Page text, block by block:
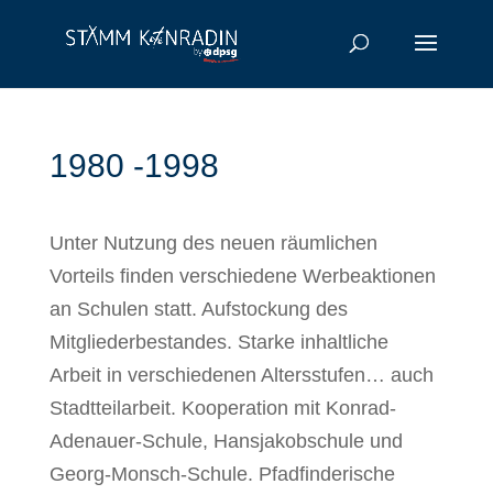
1980 -1998
Unter Nutzung des neuen räumlichen
Vorteils finden verschiedene Werbeaktionen
an Schulen statt. Aufstockung des
Mitgliederbestandes. Starke inhaltliche
Arbeit in verschiedenen Altersstufen… auch
Stadtteilarbeit. Kooperation mit Konrad-
Adenauer-Schule, Hansjakobschule und
Georg-Monsch-Schule. Pfadfinderische